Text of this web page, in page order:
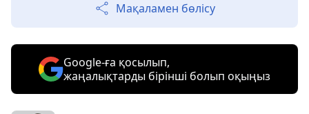
Мақаламен бөлісу
Google-ға қосылып,
жаңалықтарды бірінші болып оқыңыз